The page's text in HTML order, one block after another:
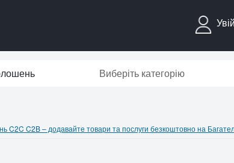
Виберіть категорію
C2C C2B – додавайте товари та послуги безкоштовно на